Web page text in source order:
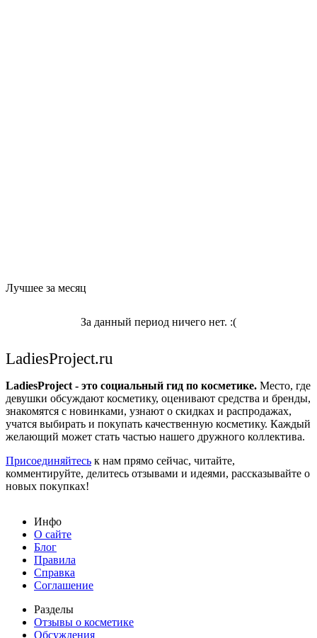
Лучшее за месяц
За данный период ничего нет. :(
LadiesProject.ru
LadiesProject - это социальный гид по косметике. Место, где
девушки обсуждают косметику, оценивают средства и бренды,
знакомятся с новинками, узнают о скидках и распродажах,
учатся выбирать и покупать качественную косметику. Каждый
желающий может стать частью нашего дружного коллектива.
Присоединяйтесь к нам прямо сейчас, читайте,
комментируйте, делитесь отзывами и идеями, рассказывайте о
новых покупках!
Инфо
О сайте
Блог
Правила
Справка
Соглашение
Разделы
Отзывы о косметике
Обсуждения